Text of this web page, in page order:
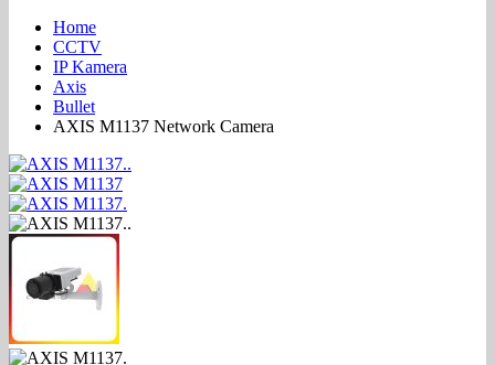
Home
CCTV
IP Kamera
Axis
Bullet
AXIS M1137 Network Camera